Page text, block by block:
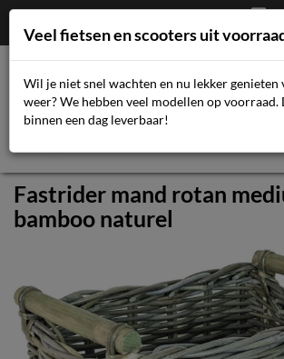
Fastrider mand rotan
bamboo naturel
Veel fietsen en scooters uit
Wil je niet snel wachten en nu lekker genieten
weer? We hebben veel modellen op voorraad.
binnen een dag leverbaar!